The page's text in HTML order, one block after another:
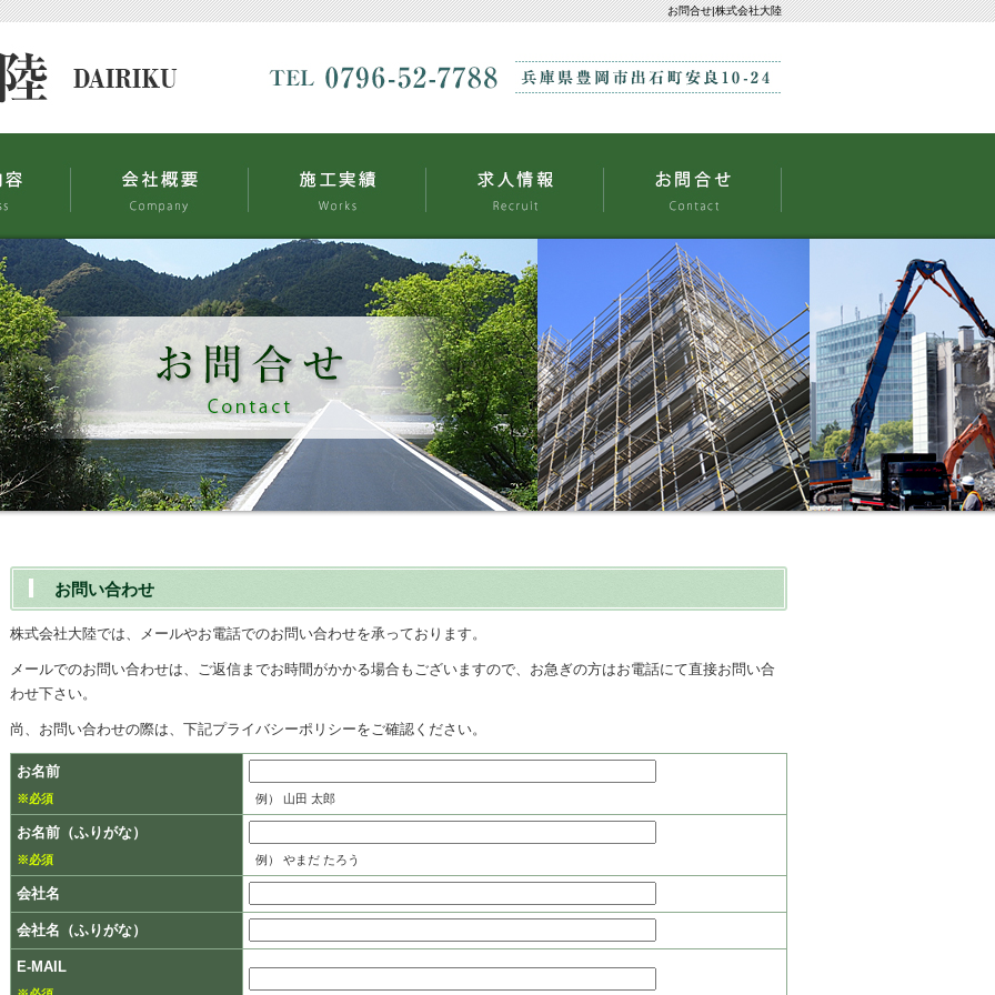
お問合せ|株式会社大陸
お問い合わせ
株式会社大陸では、メールやお電話でのお問い合わせを承っております。
メールでのお問い合わせは、ご返信までお時間がかかる場合もございますので、お急ぎの方はお電話にて直接お問い合
わせ下さい。
尚、お問い合わせの際は、下記プライバシーポリシーをご確認ください。
お名前
※必須 例） 山田 太郎
お名前（ふりがな）
※必須 例） やまだ たろう
会社名
会社名（ふりがな）
E-MAIL